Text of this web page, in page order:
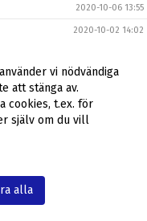
2020-10-06 13:55
2020-10-02 14:02
2020-09-25 12:04
2020-09-22 11:59
2020-09-18 09:29
vi nödvändiga
att stänga av.
cookies, t.ex. för
själv om du vill
alla